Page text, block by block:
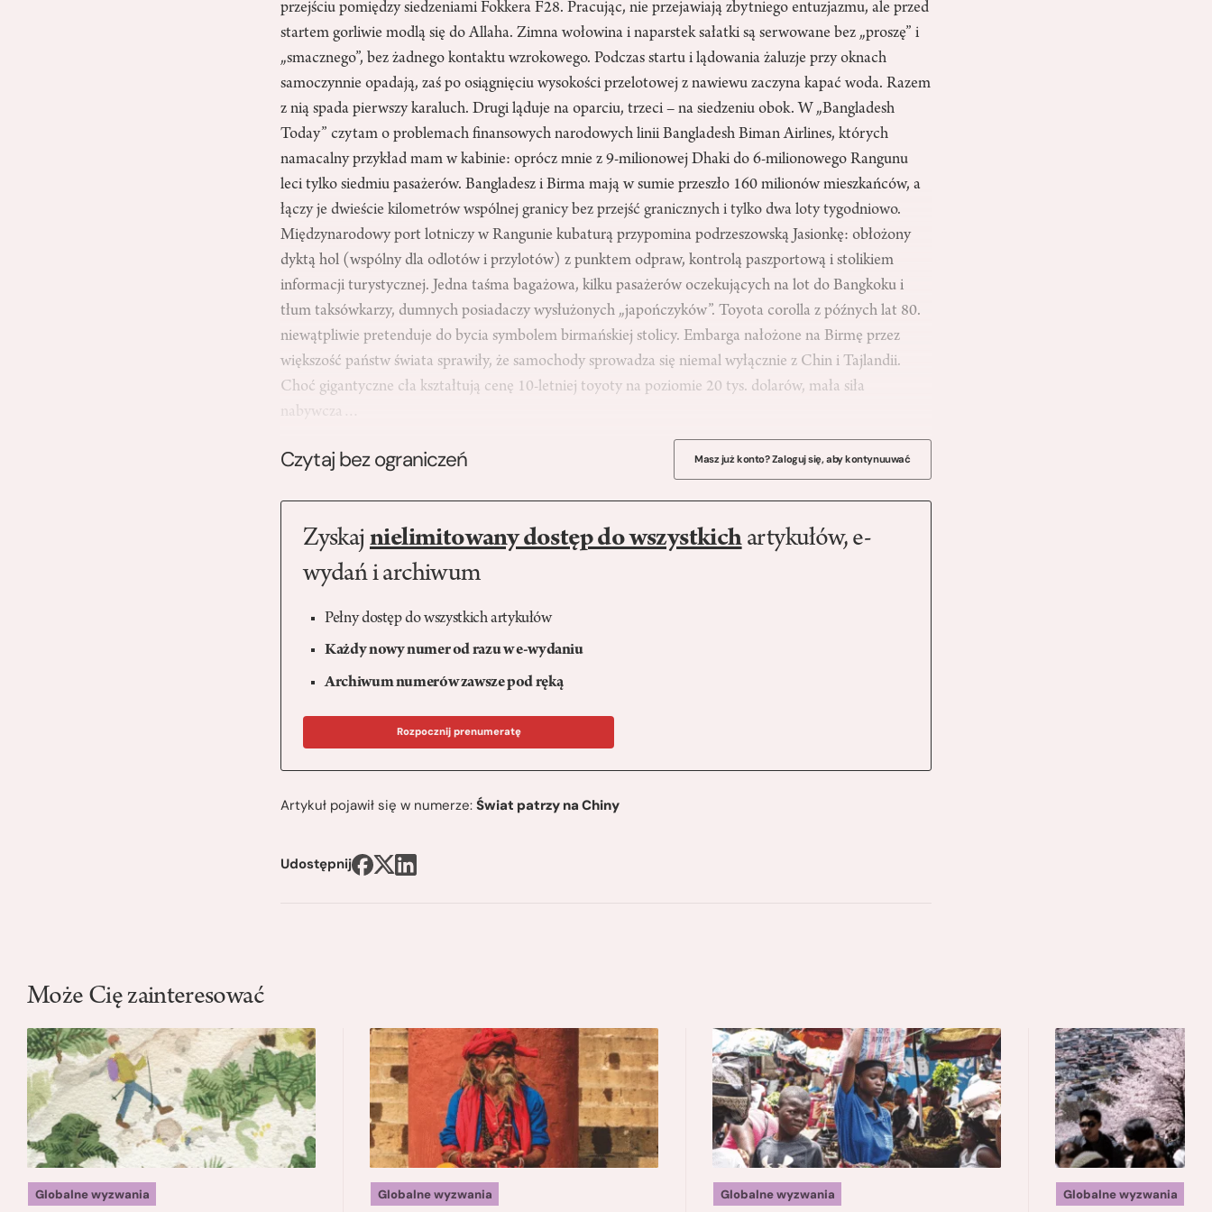
przejściu pomiędzy siedzeniami Fokkera F28. Pracując, nie przejawiają zbytniego entuzjazmu, ale przed
startem gorliwie modlą się do Allaha. Zimna wołowina i naparstek sałatki są serwowane bez „proszę” i
„smacznego”, bez żadnego kontaktu wzrokowego. Podczas startu i lądowania żaluzje przy oknach
samoczynnie opadają, zaś po osiągnięciu wysokości przelotowej z nawiewu zaczyna kapać woda. Razem
z nią spada pierwszy karaluch. Drugi ląduje na oparciu, trzeci – na siedzeniu obok. W „Bangladesh
Today” czytam o problemach finansowych narodowych linii Bangladesh Biman Airlines, których
namacalny przykład mam w kabinie: oprócz mnie z 9-milionowej Dhaki do 6-milionowego Rangunu
leci tylko siedmiu pasażerów. Bangladesz i Birma mają w sumie przeszło 160 milionów mieszkańców, a
łączy je dwieście kilometrów wspólnej granicy bez przejść granicznych i tylko dwa loty tygodniowo.
Międzynarodowy port lotniczy w Rangunie kubaturą przypomina podrzeszowską Jasionkę: obłożony
dyktą hol (wspólny dla odlotów i przylotów) z punktem odpraw, kontrolą paszportową i stolikiem
informacji turystycznej. Jedna taśma bagażowa, kilku pasażerów oczekujących na lot do Bangkoku i
tłum taksówkarzy, dumnych posiadaczy wysłużonych „japończyków”. Toyota corolla z późnych lat 80.
niewątpliwie pretenduje do bycia symbolem birmańskiej stolicy. Embarga nałożone na Birmę przez
większość państw świata sprawiły, że samochody sprowadza się niemal wyłącznie z Chin i Tajlandii.
Choć gigantyczne cła kształtują cenę 10-letniej toyoty na poziomie 20 tys. dolarów, mała siła
nabywcza…
Czytaj bez ograniczeń Masz już konto? Zaloguj się, aby kontynuuwać
Zyskaj nielimitowany dostęp do wszystkichartykułów, e-
wydań i archiwum
Pełny dostęp do wszystkich artykułów
Każdy nowy numer od razu w e-wydaniu
Archiwum numerów zawsze pod ręką
Rozpocznij prenumeratę
Artykuł pojawił się w numerze:Świat patrzy na Chiny
Udostępnij
Może Cię zainteresować
Globalne wyzwania Globalne wyzwania Globalne wyzwania Globalne wyzwania